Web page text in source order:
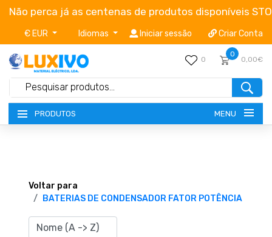
Não perca já as centenas de produtos disponíveis
€ EUR Idiomas Iniciar sessão Criar Conta
0
0
0,00€
PRODUTOS MENU
TERMOS E CONDIÇÕES
Voltar para
BATERIAS DE CONDENSADOR FATOR POTÊNCIA